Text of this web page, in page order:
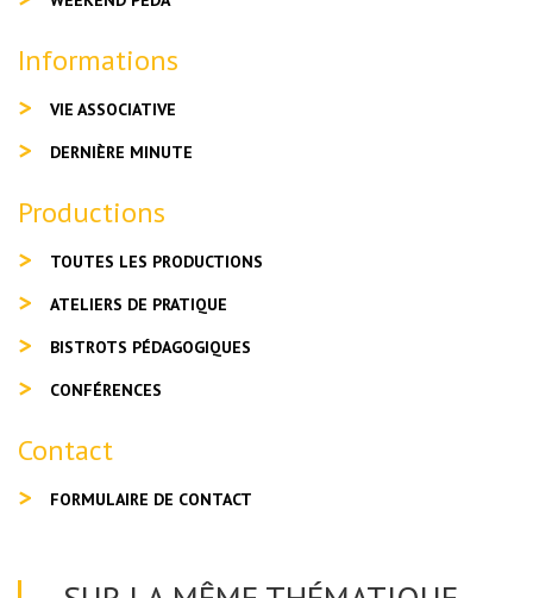
Informations
VIE ASSOCIATIVE
DERNIÈRE MINUTE
Productions
TOUTES LES PRODUCTIONS
ATELIERS DE PRATIQUE
BISTROTS PÉDAGOGIQUES
CONFÉRENCES
Contact
FORMULAIRE DE CONTACT